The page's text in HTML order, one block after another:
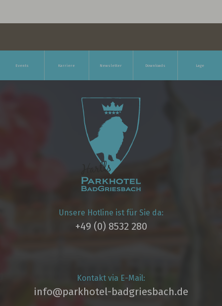
Events Karriere Newsletter Downloads Lage
Unsere Hotline ist für Sie da:
+49 (0) 8532 280
Kontakt via E-Mail:
info@parkhotel­-badgriesbach.de